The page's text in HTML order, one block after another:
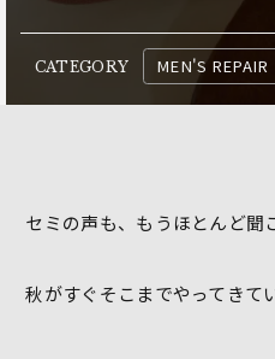
CATEGORY MEN'S REPAIR
セミの声も、もうほとんど聞
秋がすぐそこまでやってきて